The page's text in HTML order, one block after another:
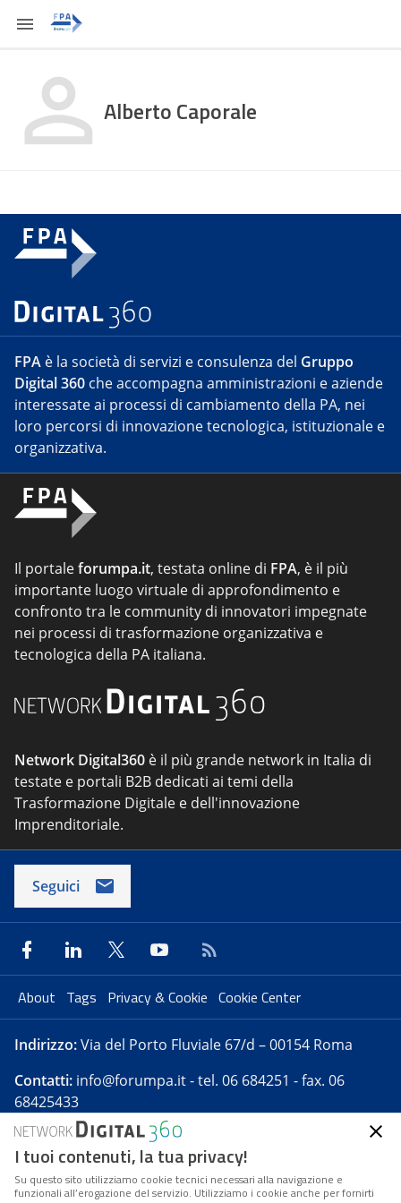
Alberto Caporale
FPA è la società di servizi e consulenza del Gruppo
Digital 360 che accompagna amministrazioni e aziende
interessate ai processi di cambiamento della PA, nei
loro percorsi di innovazione tecnologica, istituzionale e
organizzativa.
Il portaleforumpa.it, testata online di FPA, è il più
importante luogo virtuale di approfondimento e
confronto tra le community di innovatori impegnate
nei processi di trasformazione organizzativa e
tecnologica della PA italiana.
Network Digital360 è il più grande network in Italia di
testate e portali B2B dedicati ai temi della
Trasformazione Digitale e dell'innovazione
Imprenditoriale.
Seguici
About Tags Privacy & Cookie Cookie Center
Indirizzo:Via del Porto Fluviale 67/d – 00154 Roma
Contatti: info@forumpa.it- tel. 06 684251 - fax. 06
68425433
Forumpa.itè una pubblicazione telematica iscritta
presso Registro della stampa del Tribunale di Roma -
Reg. n. 182 del 2 maggio 2008 - Direttore resp. Michela
I tuoi contenuti, la tua privacy!
Su questo sito utilizziamo cookie tecnici necessari alla navigazione e
funzionali all’erogazione del servizio. Utilizziamo i cookie anche per fornirti